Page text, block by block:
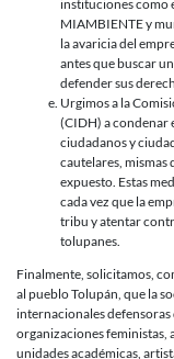
instituciones como
MIAMBIENTE y
la avaricia del
antes que buscar
defender sus
Urgimos a la
(CIDH) a condenar
ciudadanos y
cautelares, mismas
expuesto. Estas
cada vez que la
tribu y atentar
tolupanes.
Finalmente, solicitamos,
al pueblo Tolupán, que la
internacionales defensoras
organizaciones feministas,
unidades académicas,